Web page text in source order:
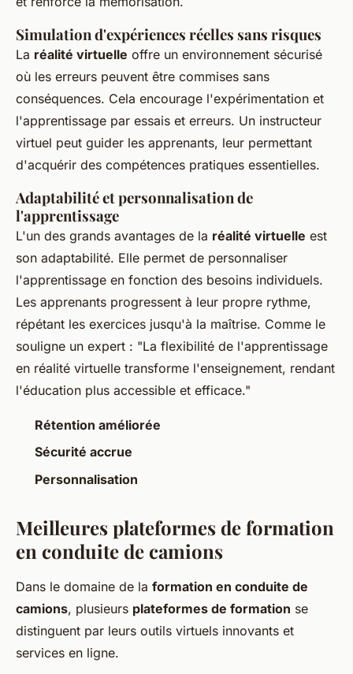
Simulation d'expériences réelles sans risques
La réalité virtuelle offre un environnement sécurisé
où les erreurs peuvent être commises sans
conséquences. Cela encourage l'expérimentation et
l'apprentissage par essais et erreurs. Un instructeur
virtuel peut guider les apprenants, leur permettant
d'acquérir des compétences pratiques essentielles.
Adaptabilité et personnalisation de
l'apprentissage
L'un des grands avantages de la réalité virtuelle est
son adaptabilité. Elle permet de personnaliser
l'apprentissage en fonction des besoins individuels.
Les apprenants progressent à leur propre rythme,
répétant les exercices jusqu'à la maîtrise. Comme le
souligne un expert : "La flexibilité de l'apprentissage
en réalité virtuelle transforme l'enseignement, rendant
l'éducation plus accessible et efficace."
Rétention améliorée
Sécurité accrue
Personnalisation
Meilleures plateformes de formation
en conduite de camions
Dans le domaine de la formation en conduite de
camions, plusieurs plateformes de formation se
distinguent par leurs outils virtuels innovants et
services en ligne.